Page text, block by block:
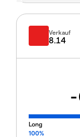
Verkauf
8.14
-
Long
100%